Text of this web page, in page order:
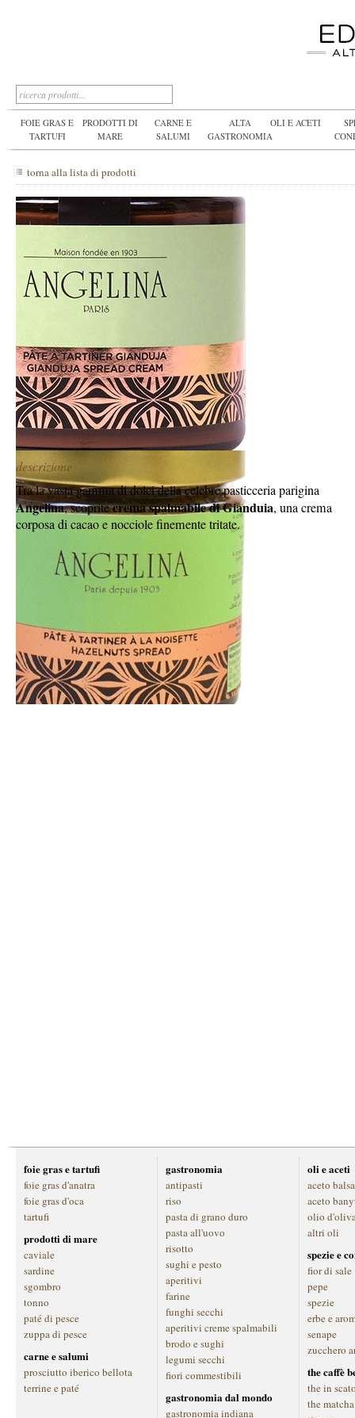
FOIE GRAS E
TARTUFI
PRODOTTI DI
MARE
CARNE E
SALUMI
ALTA
GASTRONOMIA
OLI E ACETI
torna alla lista di prodotti
descrizione
Tra la vasta gamma di dolci della celebre pasticceria parigina
Angelina, scopritecrema spalmabile di Gianduia, una crema
corposa di cacao e nocciole finemente tritate.
foie gras e tartufi
foie gras d'anatra
foie gras d'oca
tartufi
prodotti di mare
caviale
sardine
sgombro
tonno
paté di pesce
zuppa di pesce
carne e salumi
prosciutto iberico bellota
terrine e paté
gastronomia
antipasti
riso
pasta di grano duro
pasta all'uovo
risotto
sughi e pesto
aperitivi
farine
funghi secchi
aperitivi creme spalmabili
brodo e sughi
legumi secchi
fiori commestibili
gastronomia dal mondo
gastronomia indiana
oli e aceti
aceto
aceto
olio
altri oli
spezie e
fior di sale
pepe
spezie
erbe e
senape
zucchero
the caffè
the in
the matcha